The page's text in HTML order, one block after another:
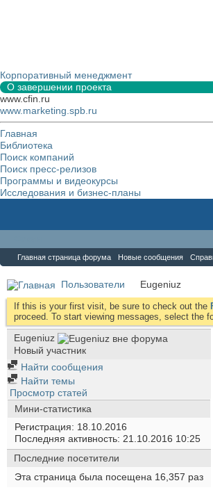
Корпоративный менеджмент
О завершении проекта
www.cfin.ru
www.marketing.spb.ru
Главная
Библиотека
Поиск компаний
Поиск пресс-релизов
Программы и видеокурсы
Исследования и бизнес-планы
Главная страница форума Новые сообщения
Пользователи Eugeniuz
If this is your first visit, be sure to check out the
proceed. To start viewing messages, select the
Eugeniuz
Новый участник
Найти сообщения
Найти темы
Просмотр статей
Мини-статистика
Регистрация
18.10.2016
Последняя активность 21.10.2016 10:25
Последние посетители
Эта страница была посещена 16,357 раз